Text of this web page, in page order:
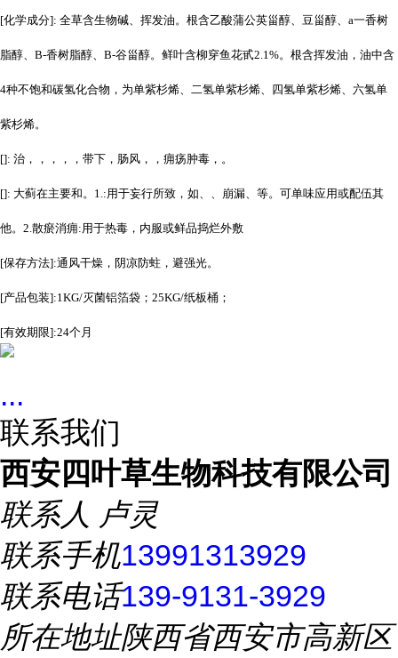
[化学成分]: 全草含生物碱、挥发油。根含乙酸蒲公英甾醇、豆甾醇、a一香树
脂醇、B-香树脂醇、B-谷甾醇。鲜叶含柳穿鱼花甙2.1%。根含挥发油，油中含
4种不饱和碳氢化合物，为单紫杉烯、二氢单紫杉烯、四氢单紫杉烯、六氢单
紫杉烯。
[]: 治，，，，，带下，肠风，，痈疡肿毒，。
[]: 大蓟在主要和。1.:用于妄行所致，如、、崩漏、等。可单味应用或配伍其
他。2.散瘀消痈:用于热毒，内服或鲜品捣烂外敷
[保存方法]:通风干燥，阴凉防蛀，避强光。
[产品包装]:1KG/灭菌铝箔袋；25KG/纸板桶；
[有效期限]:24个月
...
联系我们
西安四叶草生物科技有限公司
联系人 卢灵
联系手机13991313929
联系电话139-9131-3929
所在地址陕西省西安市高新区